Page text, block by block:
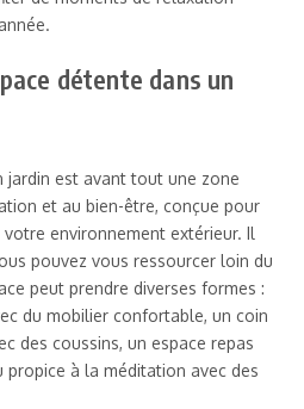
détente dans un
jardin est avant tout une zone
et au bien-être, conçue pour
votre environnement extérieur. Il
pouvez vous ressourcer loin du
peut prendre diverses formes :
du mobilier confortable, un coin
des coussins, un espace repas
propice à la méditation avec des